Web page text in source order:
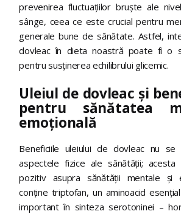
prevenirea fluctuațiilor bruște ale
sânge, ceea ce este crucial pentru
generale bune de sănătate. Astfel,
dovleac în dieta noastră poate fi o
pentru susținerea echilibrului glicemic.
Uleiul de dovleac și
pentru sănătatea
emoțională
Beneficiile uleiului de dovleac nu
aspectele fizice ale sănătății;
pozitiv asupra sănătății mentale și
conține triptofan, un aminoacid
important în sinteza serotoninei –